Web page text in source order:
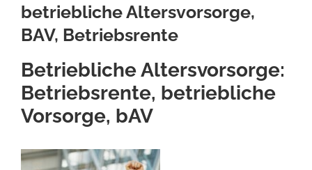
betriebliche Altersvorsorge,
BAV, Betriebsrente
Betriebliche Altersvorsorge:
Betriebsrente, betriebliche
Vorsorge, bAV